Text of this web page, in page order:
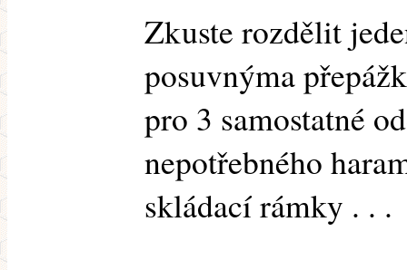
Zkuste rozdělit
posuvnýma
pro 3 samostatné
nepotřebného
skládací rámky . . .